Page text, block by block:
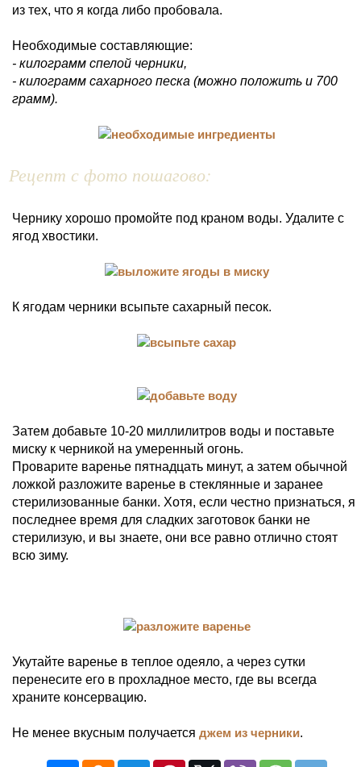
из тех, что я когда либо пробовала.
Необходимые составляющие:
- килограмм спелой черники,
- килограмм сахарного песка (можно положить и 700
грамм).
Рецепт с фото пошагово:
Чернику хорошо промойте под краном воды. Удалите с
ягод хвостики.
К ягодам черники всыпьте сахарный песок.
Затем добавьте 10-20 миллилитров воды и поставьте
миску к черникой на умеренный огонь.
Проварите варенье пятнадцать минут, а затем обычной
ложкой разложите варенье в стеклянные и заранее
стерилизованные банки. Хотя, если честно признаться, я
последнее время для сладких заготовок банки не
стерилизую, и вы знаете, они все равно отлично стоят
всю зиму.
Укутайте варенье в теплое одеяло, а через сутки
перенесите его в прохладное место, где вы всегда
храните консервацию.
Не менее вкусным получается джем из черники.